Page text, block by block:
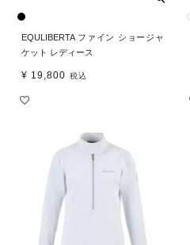
EQULIBERTA ファイン ショージャ
ケット レディース
¥ 19,800 税込